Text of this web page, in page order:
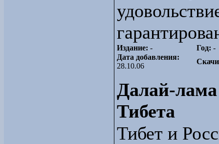
Издание: - Год: -
Дата добавления:
28.10.06
Далай-
Тибета
Тибет и